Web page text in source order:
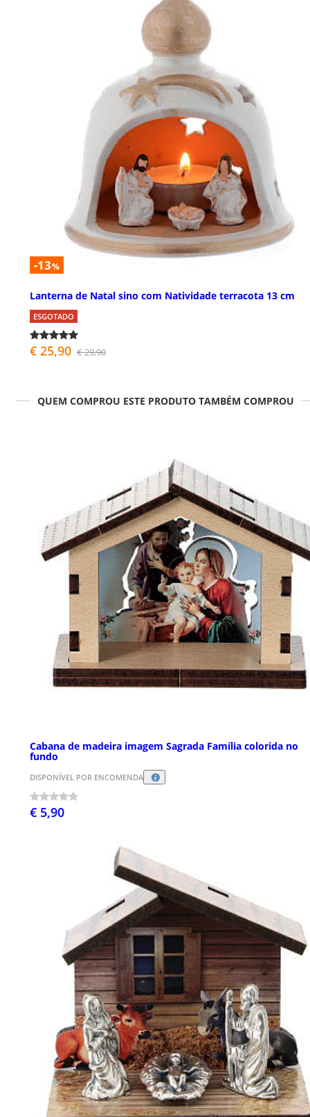
-13%
Lanterna de Natal sino com Natividade terracota 13 cm
ESGOTADO
€ 25,90 € 29,90
QUEM COMPROU ESTE PRODUTO TAMBÉM COMPROU
Cabana de madeira imagem Sagrada Família colorida no
fundo
DISPONÍVEL POR ENCOMENDA
€ 5,90